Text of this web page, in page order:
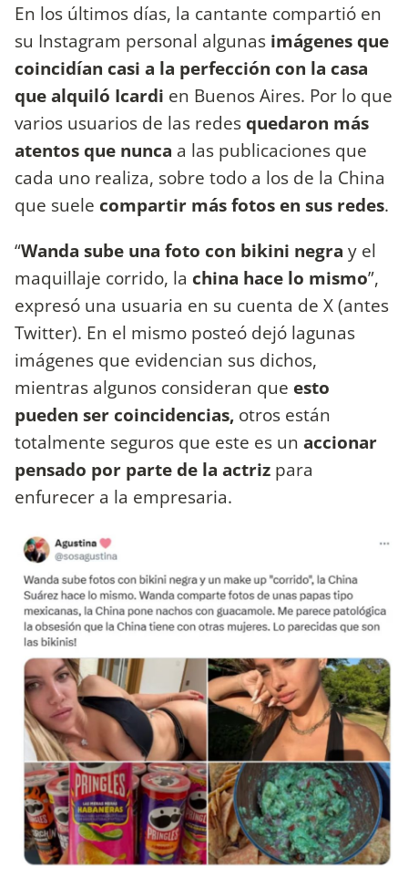
En los últimos días, la cantante compartió en
su Instagram personal algunas imágenes que
coincidían casi a la perfección con la casa
que alquiló Icardi en Buenos Aires. Por lo que
varios usuarios de las redesquedaron más
atentos que nunca a las publicaciones que
cada uno realiza, sobre todo a los de la China
que suele compartir más fotos en sus redes.
“Wanda sube una foto con bikini negra y el
maquillaje corrido, la china hace lo mismo”,
expresó una usuaria en su cuenta de X (antes
Twitter). En el mismo posteó dejó lagunas
imágenes que evidencian sus dichos,
mientras algunos consideran que esto
pueden ser coincidencias, otros están
totalmente seguros que este es un accionar
pensado por parte de la actriz para
enfurecer a la empresaria.